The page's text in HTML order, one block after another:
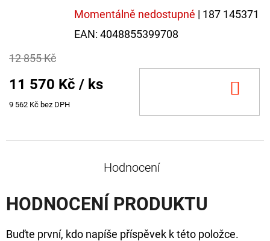
Momentálně nedostupné | 187 145371
EAN: 4048855399708
12 855 Kč
11 570 Kč / ks
9 562 Kč bez DPH
Hodnocení
HODNOCENÍ PRODUKTU
Buďte první, kdo napíše příspěvek k této položce.